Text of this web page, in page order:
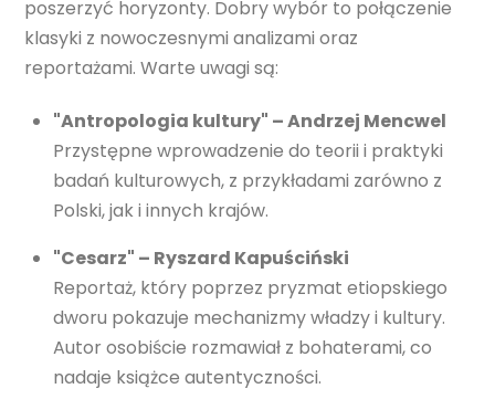
poszerzyć horyzonty. Dobry wybór to połączenie
klasyki z nowoczesnymi analizami oraz
reportażami. Warte uwagi są:
"Antropologia kultury" – Andrzej Mencwel
Przystępne wprowadzenie do teorii i praktyki
badań kulturowych, z przykładami zarówno z
Polski, jak i innych krajów.
"Cesarz" – Ryszard Kapuściński
Reportaż, który poprzez pryzmat etiopskiego
dworu pokazuje mechanizmy władzy i kultury.
Autor osobiście rozmawiał z bohaterami, co
nadaje książce autentyczności.